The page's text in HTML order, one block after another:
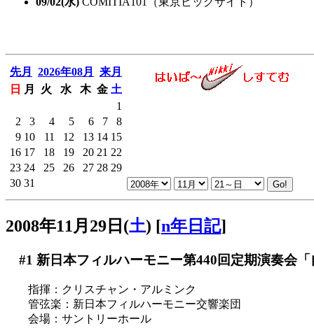
先月 2026年08月
来月
日
月 火 水 木 金 土
1
2
3 4 5 6 7
8
9 10 11 12 13 14 15
16 17 18 19 20 21 22
23 24 25 26 27 28 29
30 31
2008年11月29日(土) [n年日記]
#1 新日本フィルハーモニー第440回定期演奏会「
指揮：クリスチャン・アルミンク
管弦楽：新日本フィルハーモニー交響楽団
会場：サントリーホール